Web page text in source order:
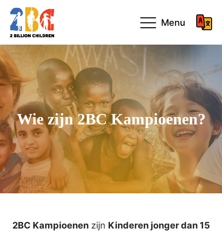
Menu
Wie zijn 2BC Kampioenen?
2BC Kampioenenzijn Kinderen jonger dan 15